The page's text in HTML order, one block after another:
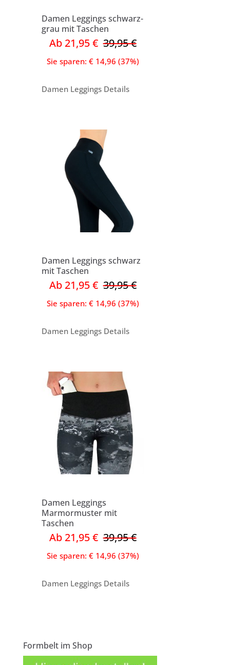
Damen Leggings schwarz-
grau mit Taschen
Ab 21,95 €39,95 €
Sie sparen: € 14,96 (37%)
Damen Leggings Details
Damen Leggings schwarz
mit Taschen
Ab 21,95 €39,95 €
Sie sparen: € 14,96 (37%)
Damen Leggings Details
Damen Leggings
Marmormuster mit
Taschen
Ab 21,95 €39,95 €
Sie sparen: € 14,96 (37%)
Damen Leggings Details
Formbelt im Shop